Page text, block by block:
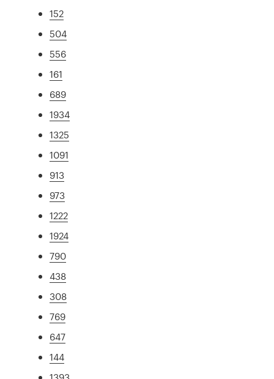
152
504
556
161
689
1934
1325
1091
913
973
1222
1924
790
438
308
769
647
144